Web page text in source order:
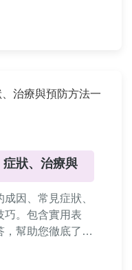
症狀、治療與
因、常見症狀、
巧。包含實用表
，幫助您徹底了解